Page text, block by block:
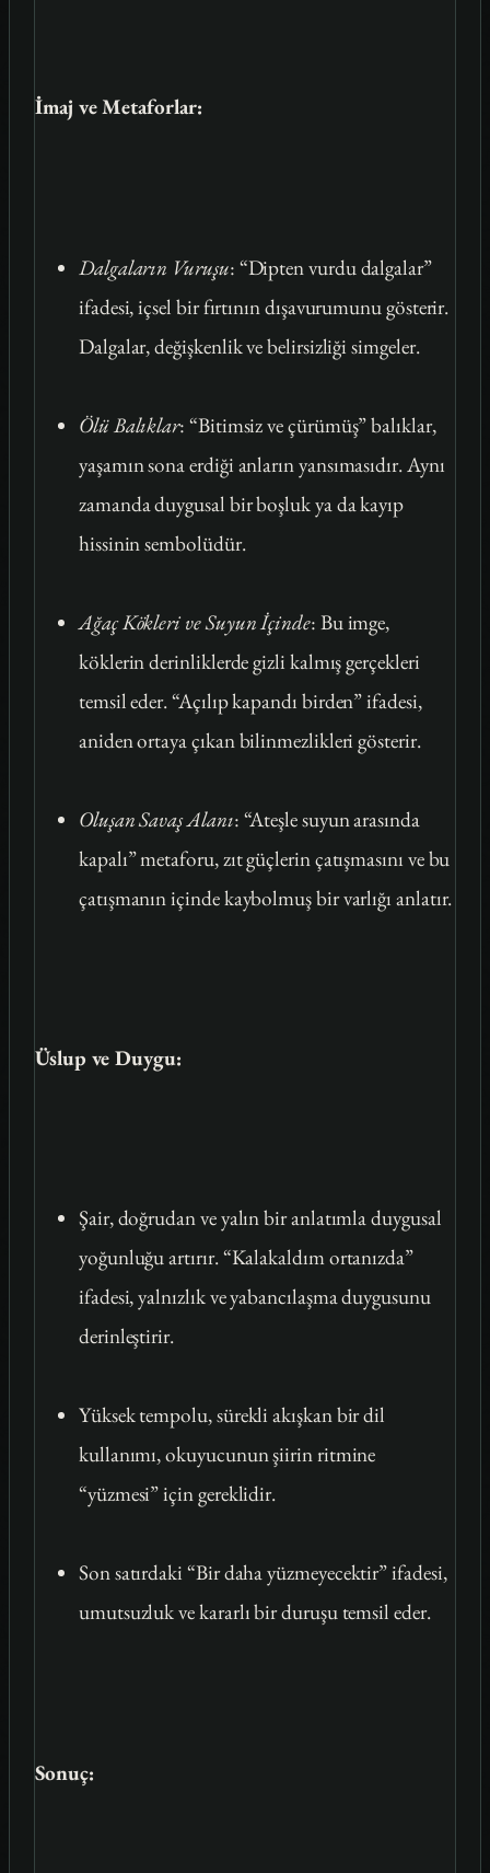
İmaj ve Metaforlar:
Dalgaların Vuruşu: “Dipten vurdu dalgalar”
ifadesi, içsel bir fırtının dışavurumunu gösterir.
Dalgalar, değişkenlik ve belirsizliği simgeler.
Ölü Balıklar: “Bitimsiz ve çürümüş” balıklar,
yaşamın sona erdiği anların yansımasıdır. Aynı
zamanda duygusal bir boşluk ya da kayıp
hissinin sembolüdür.
Ağaç Kökleri ve Suyun İçinde: Bu imge,
köklerin derinliklerde gizli kalmış gerçekleri
temsil eder. “Açılıp kapandı birden” ifadesi,
aniden ortaya çıkan bilinmezlikleri gösterir.
Oluşan Savaş Alanı: “Ateşle suyun arasında
kapalı” metaforu, zıt güçlerin çatışmasını ve bu
çatışmanın içinde kaybolmuş bir varlığı anlatır.
Üslup ve Duygu:
Şair, doğrudan ve yalın bir anlatımla duygusal
yoğunluğu artırır. “Kalakaldım ortanızda”
ifadesi, yalnızlık ve yabancılaşma duygusunu
derinleştirir.
Yüksek tempolu, sürekli akışkan bir dil
kullanımı, okuyucunun şiirin ritmine
“yüzmesi” için gereklidir.
Son satırdaki “Bir daha yüzmeyecektir” ifadesi,
umutsuzluk ve kararlı bir duruşu temsil eder.
Sonuç: